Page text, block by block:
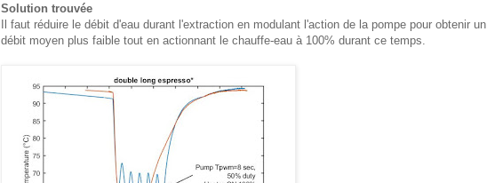
Solution trouvée
Il faut réduire le débit d'eau durant l'extraction en modulant l'action de la pompe pour obtenir un
débit moyen plus faible tout en actionnant le chauffe-eau à 100% durant ce temps.